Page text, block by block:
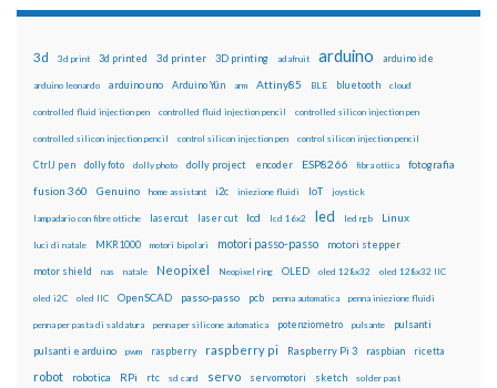
3d 3d print 3d printed 3d printer 3D printing adafruit arduino arduino ide
arduino leonardo arduino uno Arduino Yún arm Attiny85 BLE bluetooth cloud
controlled fluid injection pen controlled fluid injection pencil controlled silicon injection pen
controlled silicon injection pencil control silicon injection pen control silicon injection pencil
CtrlJ pen dolly foto dolly photo dolly project encoder ESP8266 fibra ottica fotografia
fusion 360 Genuino home assistant i2c iniezione fluidi IoT joystick
lampadario con fibre ottiche lasercut laser cut lcd lcd 16x2 led led rgb Linux
luci di natale MKR1000 motori bipolari motori passo-passo motori stepper
motor shield nas natale Neopixel Neopixel ring OLED oled 128x32 oled 128x32 IIC
oled i2C oled IIC OpenSCAD passo-passo pcb penna automatica penna iniezione fluidi
penna per pasta di saldatura penna per silicone automatica potenziometro pulsante pulsanti
pulsanti e arduino pwm raspberry raspberry pi Raspberry Pi 3 raspbian ricetta
robot robotica RPi rtc sd card servo servomotori sketch solder past